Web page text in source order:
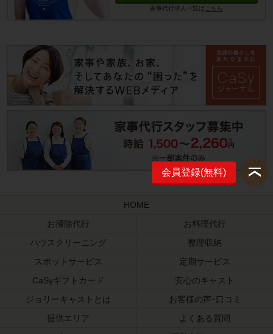
家事代行求人一覧は こちら
会員登録(無料)
HOME
お掃除代行
お料理代行
ハウスクリーニング
整理収納
スポットサービス
定期サービス
CaSyギフトカード
安心のキャスト
ジョリーキャストとは
お客様の声･口コミ
提供エリア
よくある質問